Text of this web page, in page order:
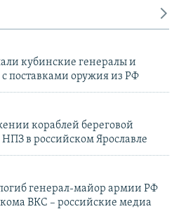
кубинские генералы и
поставками оружия из РФ
кораблей береговой
в российском Ярославле
генерал-майор армии РФ
ВКС – российские медиа